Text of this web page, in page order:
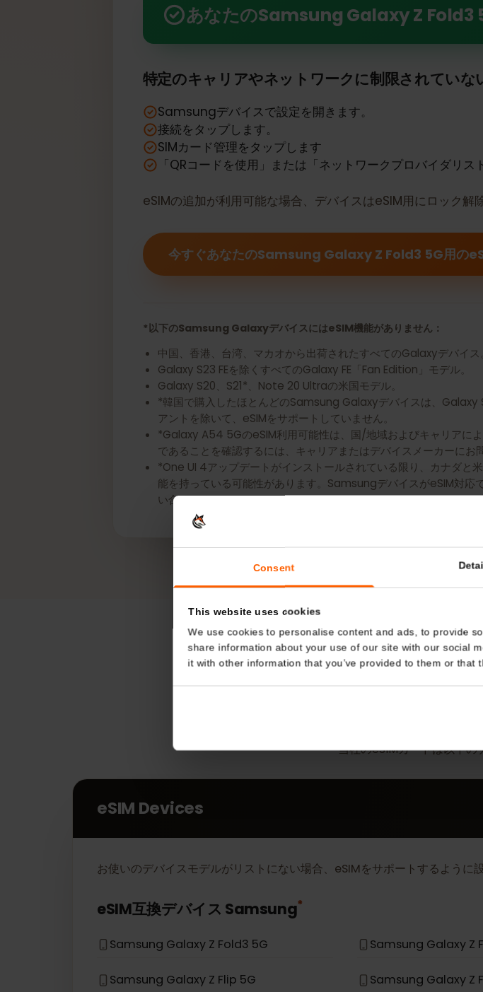
Consent
We use cookies to personalise content and ads, to
share information about your use of our site with our
it with other information that you’ve provided to them
あなたのSamsung Galaxy Z Fold3 5GでeSIMの力を
あなたのSamsung Galaxy Z
特定のキャリアやネットワークに制限されて
Samsungデバイスで設定を開きます。
SIMカード管理をタップします
eSIMの追加が利用可能な場合、デバイスはeSIM用にロッ
今すぐあなたのSamsung Galaxy Z Fold3 5G用
*以下のSamsung GalaxyデバイスにはeSIM機能がありません：
中国、香港、台湾、マカオから出荷されたすべてのGalaxyデバ
Galaxy S23 FEを除くすべてのGalaxy FE「Fan Edition」モデ
Galaxy S20、S21*、Note 20 Ultraの米国モデル。
*韓国で購入したほとんどのSamsung Galaxyデバイスは、
アントを除いて、eSIMをサポートしていません。
*Galaxy A54 5GのeSIM利用可能性は、国/地域およびキャリ
であることを確認するには、キャリアまたはデバイスメーカー
能を持っている可能性があります。Samsungデバイスが
い合わせください。
eSIM
当社のeSIMカードは
eSIM Devices